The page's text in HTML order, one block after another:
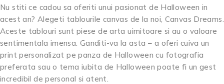
Nu stiti ce cadou sa oferiti unui pasionat de Halloween in
acest an? Alegeti tablourile canvas de la noi, Canvas Dreams.
Aceste tablouri sunt piese de arta uimitoare si au o valoare
sentimentala imensa. Ganditi-va la asta – a oferi cuiva un
print personalizat pe panza de Halloween cu fotografia
preferata sau o tema iubita de Halloween poate fi un gest
incredibil de personal si atent.